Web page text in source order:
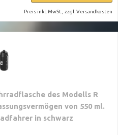
Preis inkl. MwSt., zzgl. Versandkosten
des Modells R
von 550 ml.
in schwarz